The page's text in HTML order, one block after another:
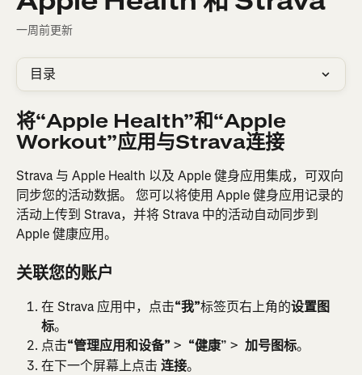
一周前更新
目录
将“Apple Health”和“Apple
Workout”应用与Strava连接
Strava 与 Apple Health 以及 Apple 健身应用集成，可双向
同步您的活动数据。 您可以将使用 Apple 健身应用记录的
活动上传到 Strava，并将 Strava 中的活动自动同步到
Apple 健康应用。
关联您的账户
在 Strava 应用中，点击“我”标签页右上角的设置图
标。
点击“管理应用和设备” > “健康” > 加号图标。
在下一个屏幕上点击 连接。